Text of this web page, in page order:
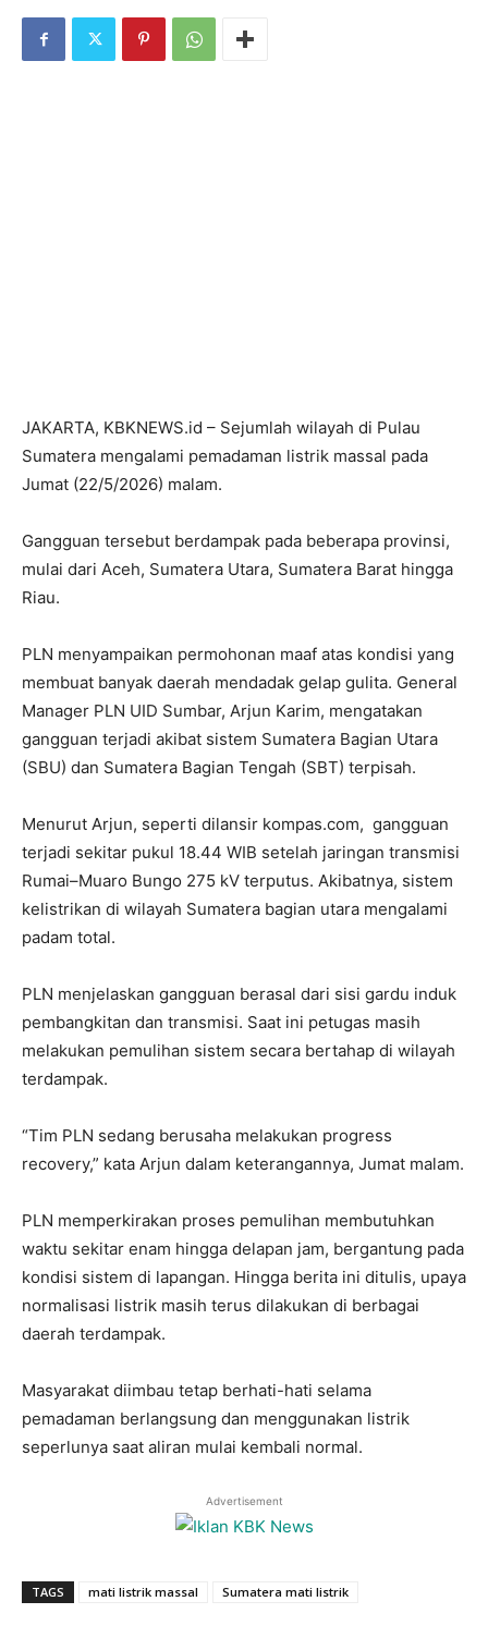
JAKARTA, KBKNEWS.id – Sejumlah wilayah di Pulau
Sumatera mengalami pemadaman listrik massal pada
Jumat (22/5/2026) malam.
Gangguan tersebut berdampak pada beberapa provinsi,
mulai dari Aceh, Sumatera Utara, Sumatera Barat hingga
Riau.
PLN menyampaikan permohonan maaf atas kondisi yang
membuat banyak daerah mendadak gelap gulita. General
Manager PLN UID Sumbar, Arjun Karim, mengatakan
gangguan terjadi akibat sistem Sumatera Bagian Utara
(SBU) dan Sumatera Bagian Tengah (SBT) terpisah.
Menurut Arjun, seperti dilansir kompas.com, gangguan
terjadi sekitar pukul 18.44 WIB setelah jaringan transmisi
Rumai–Muaro Bungo 275 kV terputus. Akibatnya, sistem
kelistrikan di wilayah Sumatera bagian utara mengalami
padam total.
PLN menjelaskan gangguan berasal dari sisi gardu induk
pembangkitan dan transmisi. Saat ini petugas masih
melakukan pemulihan sistem secara bertahap di wilayah
terdampak.
“Tim PLN sedang berusaha melakukan progress
recovery,” kata Arjun dalam keterangannya, Jumat malam.
PLN memperkirakan proses pemulihan membutuhkan
waktu sekitar enam hingga delapan jam, bergantung pada
kondisi sistem di lapangan. Hingga berita ini ditulis, upaya
normalisasi listrik masih terus dilakukan di berbagai
daerah terdampak.
Masyarakat diimbau tetap berhati-hati selama
pemadaman berlangsung dan menggunakan listrik
seperlunya saat aliran mulai kembali normal.
Advertisement
TAGS mati listrik massal Sumatera mati listrik